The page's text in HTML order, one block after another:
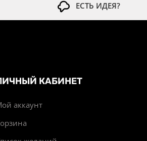
ЕСТЬ ИДЕЯ?
КАБИНЕТ
аккаунт